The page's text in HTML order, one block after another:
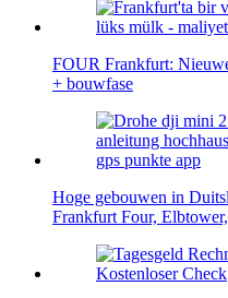
FOUR Frankfurt:
+ bouwfase
Hoge gebouwen in
Frankfurt Four,